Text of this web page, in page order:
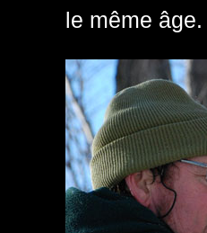
le même âge.